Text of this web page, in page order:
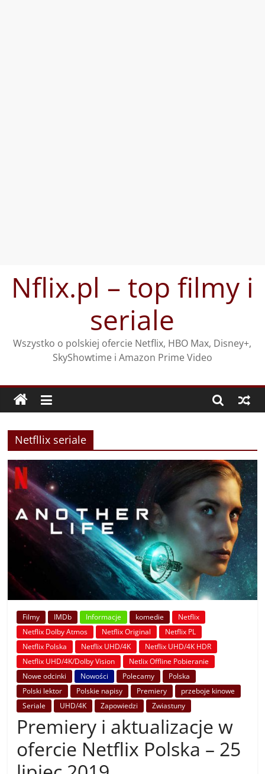
treściNflix.pl – top filmy i
seriale
Wszystko o polskiej ofercie Netflix, HBO Max, Disney+,
SkyShowtime i Amazon Prime Video
Netfllix seriale
Filmy IMDb Informacje komedie
Netflix
Netflix Dolby Atmos
Netflix Original
Netflix PL
Netflix Polska
Netflix UHD/4K
Netflix UHD/4K HDR
Netflix UHD/4K/Dolby Vision
Netlix Offline Pobieranie
Nowe odcinki
Nowości Polecamy
Polska
Polski lektor
Polskie napisy Premiery
przeboje kinowe
Seriale
UHD/4K Zapowiedzi Zwiastuny
Premiery i aktualizacje w
ofercie Netflix Polska – 25